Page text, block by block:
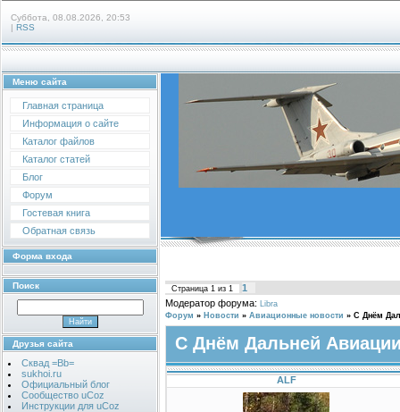
Суббота, 08.08.2026, 20:53
| RSS
Меню сайта
Главная страница
Информация о сайте
Каталог файлов
Каталог статей
Блог
Форум
Гостевая книга
Обратная связь
Форма входа
Поиск
Друзья сайта
Сквад =Bb=
sukhoi.ru
Официальный блог
Сообщество uCoz
Инструкции для uCoz
Страница 1 из 1
1
Модератор форума: Libra
Форум » Новости » Авиационные новости » С Днём
С Днём Дальней
ALF